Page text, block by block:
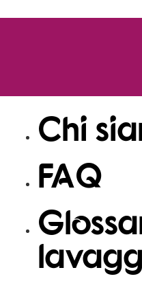
Chi
FAQ